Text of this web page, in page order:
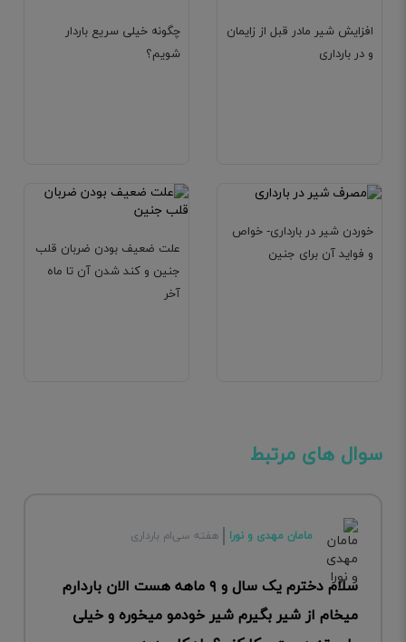
چگونه خیلی سریع باردار
شویم؟
افزایش شیر مادر قبل از زایمان
و در بارداری
علت ضعیف بودن ضربان قلب
جنین و کند شدن آن تا ماه
آخر
خوردن شیر در بارداری- خواص
و فواید آن برای جنین
سوال های مرتبط
مامان مهدی و نورا هفته سی‌ام بارداری
سلام دخترم یک سال و ۹ ماهه هست الان باردارم
میخام از شیر بگیرم شیر خودمو میخوره و خیلی